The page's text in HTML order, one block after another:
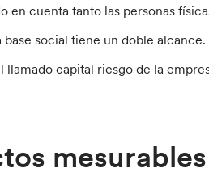
en cuenta tanto las personas
social tiene un doble alcance.
capital riesgo de la
mesurables